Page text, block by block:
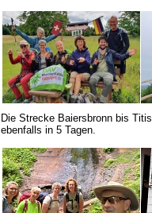
Die Strecke Baiersbronn bis
ebenfalls in 5 Tagen.